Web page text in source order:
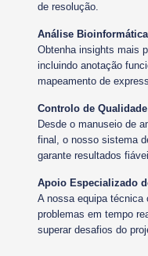
de resolução.
Análise
Obtenha insights mais
incluindo anotação
mapeamento de
Controlo de
Desde o manuseio de
final, o nosso sistema
garante resultados
Apoio Especializado
A nossa equipa técnica
problemas em tempo
superar desafios do